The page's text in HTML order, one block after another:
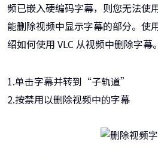
频已嵌入硬编码字幕，则您无法使
能删除视频中显示字幕的部分。使
绍如何使用 VLC 从视频中删除字幕。
1.单击字幕并转到“子轨道”
2.按禁用以删除视频中的字幕